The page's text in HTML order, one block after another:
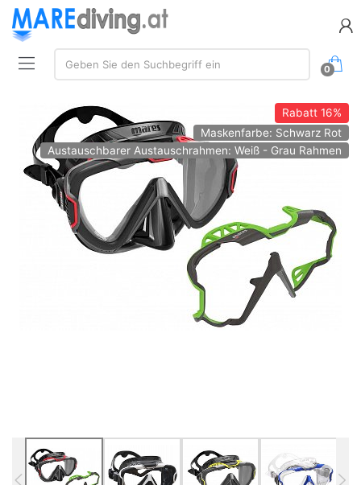
Suchen:
Geben Sie den Suchbegriff ein
0
Rabatt16%
Maskenfarbe: Schwarz Rot
Austauschbarer Austauschrahmen: Weiß - Grau Rahmen